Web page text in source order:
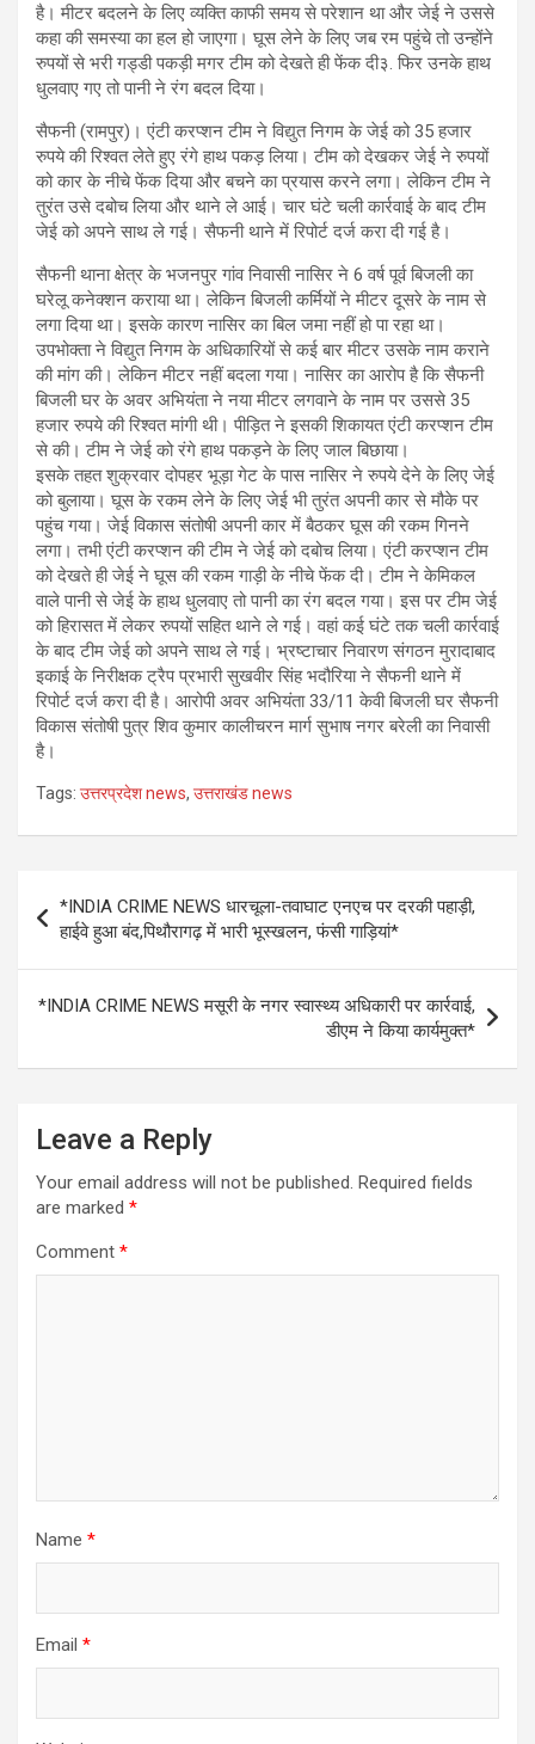
है। मीटर बदलने के लिए व्यक्ति काफी समय से परेशान था और जेई ने उससे
कहा की समस्या का हल हो जाएगा। घूस लेने के लिए जब रम पहुंचे तो उन्होंने
रुपयों से भरी गड्डी पकड़ी मगर टीम को देखते ही फेंक दी३. फिर उनके हाथ
धुलवाए गए तो पानी ने रंग बदल दिया।
सैफनी (रामपुर)। एंटी करप्शन टीम ने विद्युत निगम के जेई को 35 हजार
रुपये की रिश्वत लेते हुए रंगे हाथ पकड़ लिया। टीम को देखकर जेई ने रुपयों
को कार के नीचे फेंक दिया और बचने का प्रयास करने लगा। लेकिन टीम ने
तुरंत उसे दबोच लिया और थाने ले आई। चार घंटे चली कार्रवाई के बाद टीम
जेई को अपने साथ ले गई। सैफनी थाने में रिपोर्ट दर्ज करा दी गई है।
सैफनी थाना क्षेत्र के भजनपुर गांव निवासी नासिर ने 6 वर्ष पूर्व बिजली का
घरेलू कनेक्शन कराया था। लेकिन बिजली कर्मियों ने मीटर दूसरे के नाम से
लगा दिया था। इसके कारण नासिर का बिल जमा नहीं हो पा रहा था।
उपभोक्ता ने विद्युत निगम के अधिकारियों से कई बार मीटर उसके नाम कराने
की मांग की। लेकिन मीटर नहीं बदला गया। नासिर का आरोप है कि सैफनी
बिजली घर के अवर अभियंता ने नया मीटर लगवाने के नाम पर उससे 35
हजार रुपये की रिश्वत मांगी थी। पीड़ित ने इसकी शिकायत एंटी करप्शन टीम
से की। टीम ने जेई को रंगे हाथ पकड़ने के लिए जाल बिछाया।
इसके तहत शुक्रवार दोपहर भूड़ा गेट के पास नासिर ने रुपये देने के लिए जेई
को बुलाया। घूस के रकम लेने के लिए जेई भी तुरंत अपनी कार से मौके पर
पहुंच गया। जेई विकास संतोषी अपनी कार में बैठकर घूस की रकम गिनने
लगा। तभी एंटी करप्शन की टीम ने जेई को दबोच लिया। एंटी करप्शन टीम
को देखते ही जेई ने घूस की रकम गाड़ी के नीचे फेंक दी। टीम ने केमिकल
वाले पानी से जेई के हाथ धुलवाए तो पानी का रंग बदल गया। इस पर टीम जेई
को हिरासत में लेकर रुपयों सहित थाने ले गई। वहां कई घंटे तक चली कार्रवाई
के बाद टीम जेई को अपने साथ ले गई। भ्रष्टाचार निवारण संगठन मुरादाबाद
इकाई के निरीक्षक ट्रैप प्रभारी सुखवीर सिंह भदौरिया ने सैफनी थाने में
रिपोर्ट दर्ज करा दी है। आरोपी अवर अभियंता 33/11 केवी बिजली घर सैफनी
विकास संतोषी पुत्र शिव कुमार कालीचरन मार्ग सुभाष नगर बरेली का निवासी
है।
Tags: उत्तरप्रदेश news, उत्तराखंड news
navigation
*INDIA CRIME NEWS धारचूला-तवाघाट एनएच पर दरकी पहाड़ी,
हाईवे हुआ बंद,पिथौरागढ़ में भारी भूस्खलन, फंसी गाड़ियां*
*INDIA CRIME NEWS मसूरी के नगर स्वास्थ्य अधिकारी पर कार्रवाई,
डीएम ने किया कार्यमुक्त*
Leave a Reply
Your email address will not be published. Required fields
are marked *
Comment *
Name *
Email *